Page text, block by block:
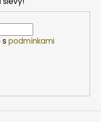
s podmínkami